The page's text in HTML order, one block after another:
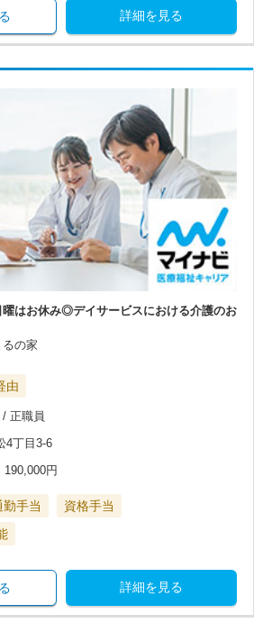
詳細を見る
曜はお休み◎デイサービスにおける介護のお
の家
由
正職員
4丁目3-6
190,000円
勤手当
資格手当
詳細を見る